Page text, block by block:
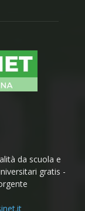
da scuola e
gratis -